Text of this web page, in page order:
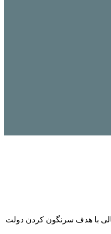
با هدف سرنگون کردن دولت